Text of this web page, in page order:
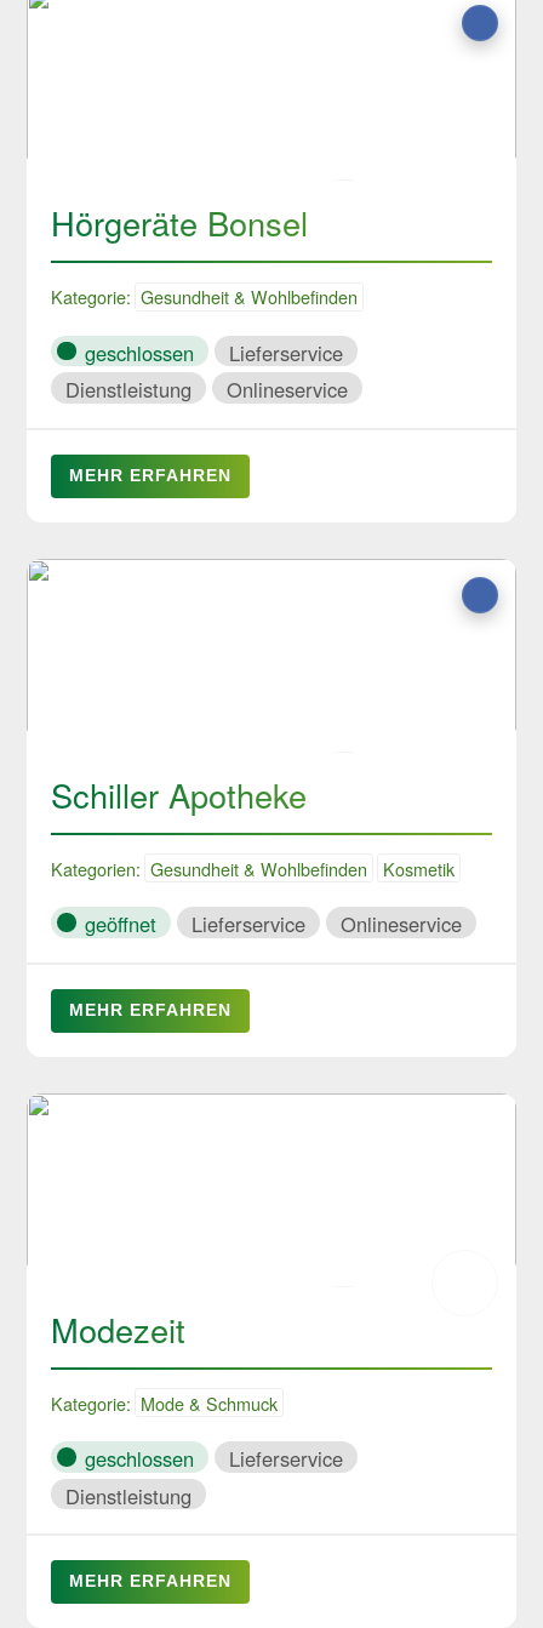
Hörgeräte Bonsel
Kategorie: Gesundheit & Wohlbefinden
geschlossen
Lieferservice
Dienstleistung
Onlineservice
MEHR ERFAHREN
Schiller Apotheke
Kategorien: Gesundheit & Wohlbefinden Kosmetik
geöffnet Lieferservice Onlineservice
MEHR ERFAHREN
Modezeit
Kategorie: Mode & Schmuck
geschlossen
Lieferservice
Dienstleistung
MEHR ERFAHREN